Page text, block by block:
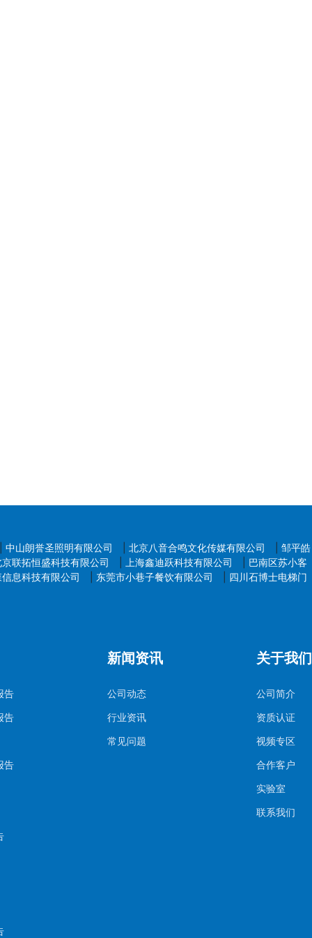
中山朗誉圣照明有限公司 北京八音合鸣文化传媒有限公司
邹平皓
京联拓恒盛科技有限公司
上海鑫迪跃科技有限公司
巴南区苏小客
息科技有限公司
东莞市小巷子餐饮有限公司 四川石博士电梯门
告
告
告
新闻资讯
公司动态
行业资讯
常见问题
关于我们
公司简介
资质认证
视频专区
合作客户
实验室
联系我们